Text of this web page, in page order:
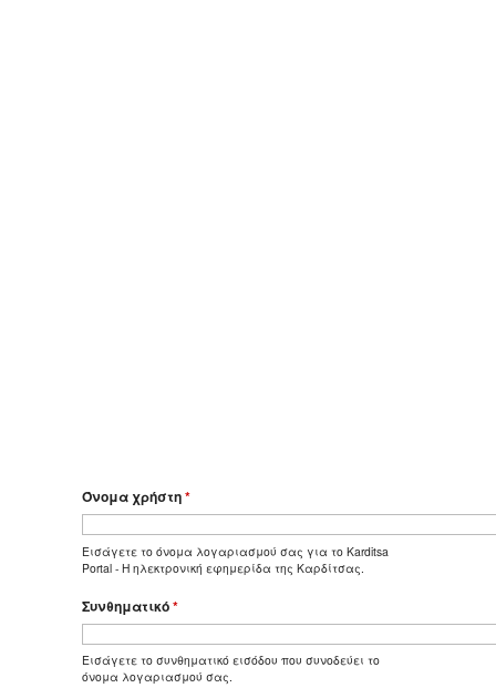
Όνομα χρήστη*
Εισάγετε το όνομα λογαριασμού σας για το Karditsa
Portal - Η ηλεκτρονική εφημερίδα της Καρδίτσας.
Συνθηματικό*
Εισάγετε το συνθηματικό εισόδου που συνοδεύει το
όνομα λογαριασμού σας.